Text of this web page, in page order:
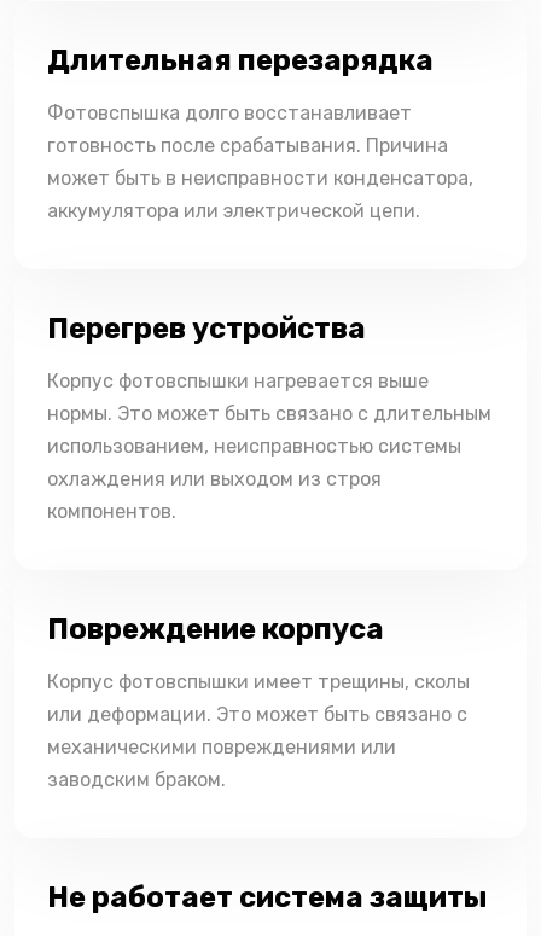
Длительная перезарядка
Фотовспышка долго восстанавливает
готовность после срабатывания. Причина
может быть в неисправности конденсатора,
аккумулятора или электрической цепи.
Перегрев устройства
Корпус фотовспышки нагревается выше
нормы. Это может быть связано с длительным
использованием, неисправностью системы
охлаждения или выходом из строя
компонентов.
Повреждение корпуса
Корпус фотовспышки имеет трещины, сколы
или деформации. Это может быть связано с
механическими повреждениями или
заводским браком.
Не работает система защиты